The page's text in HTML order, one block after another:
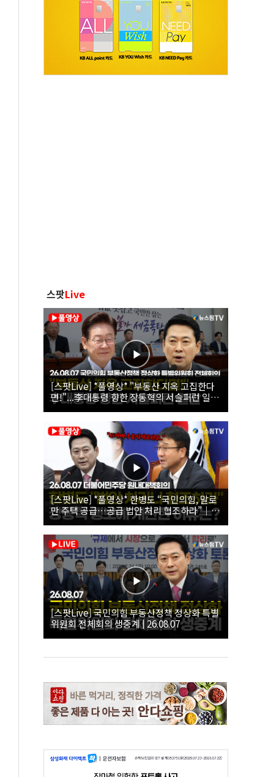
스팟Live
[스팟Live] *풀영상* "부동산 지옥 고집한다
면!"...李대통령 향한 장동혁의 서슬퍼런 일갈
| 26.08.07 국민의힘 부동산정책 정상화 특별
위원회 전체회의
[스팟Live] *풀영상* 한병도 “국민의힘, 말로
만 주택 공급…공급 법안 처리 협조하라”｜
26.08.07 더불어민주당 원내대책회의
[스팟Live] 국민의힘 부동산정책 정상화 특별
위원회 전체회의 생중계 | 26.08.07